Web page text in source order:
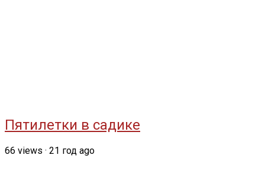
Пятилетки в садике
66 views · 21 год ago